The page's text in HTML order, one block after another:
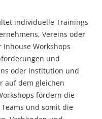
individuelle Trainings
Vereins oder
Inhouse Workshops
und
oder Institution und
auf dem gleichen
fördern die
und somit die